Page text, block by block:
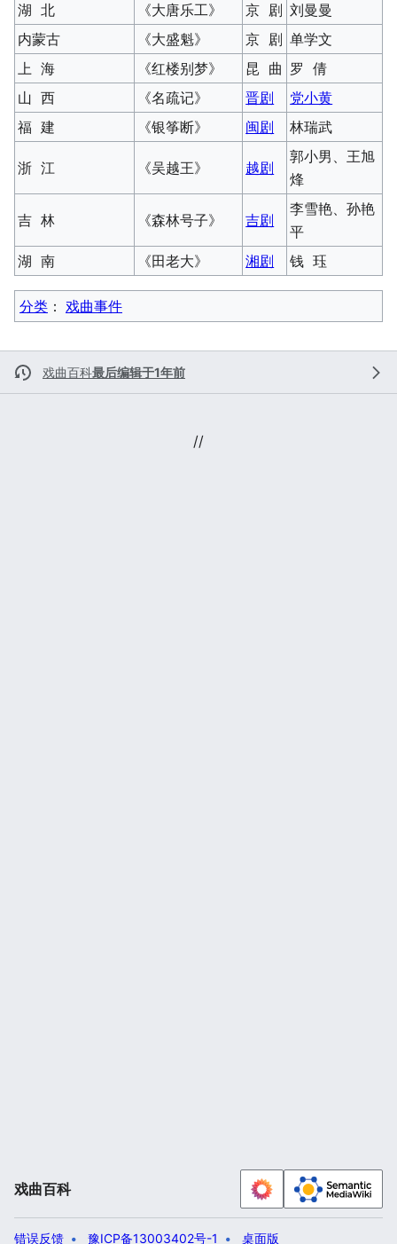
湖 北
《大唐乐工》 京 剧 刘曼曼
内蒙古
《大盛魁》 京 剧 单学文
上 海
《红楼别梦》 昆 曲 罗 倩
山 西
《名疏记》 晋剧
党小黄
福 建
《银筝断》 闽剧 林瑞武
浙 江 《吴越王》 越剧
郭小男、王旭
烽
吉 林 《森林号子》 吉剧
李雪艳、孙艳
平
湖 南
《田老大》 湘剧 钱 珏
分类 ：​ 戏曲事件
戏曲百科最后编辑于1年前
//
戏曲百科
错误反馈 豫ICP备13003402号-1 桌面版